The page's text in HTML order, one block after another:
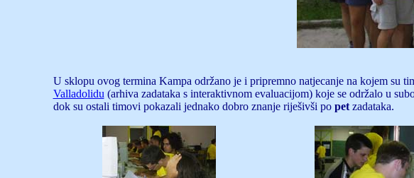
U sklopu ovog termina Kampa održano je i pripremno natjecanje na kojem su
Valladolidu (arhiva zadataka s interaktivnom evaluacijom) koje se održalo u
dok su ostali timovi pokazali jednako dobro znanje riješivši po petzadataka.